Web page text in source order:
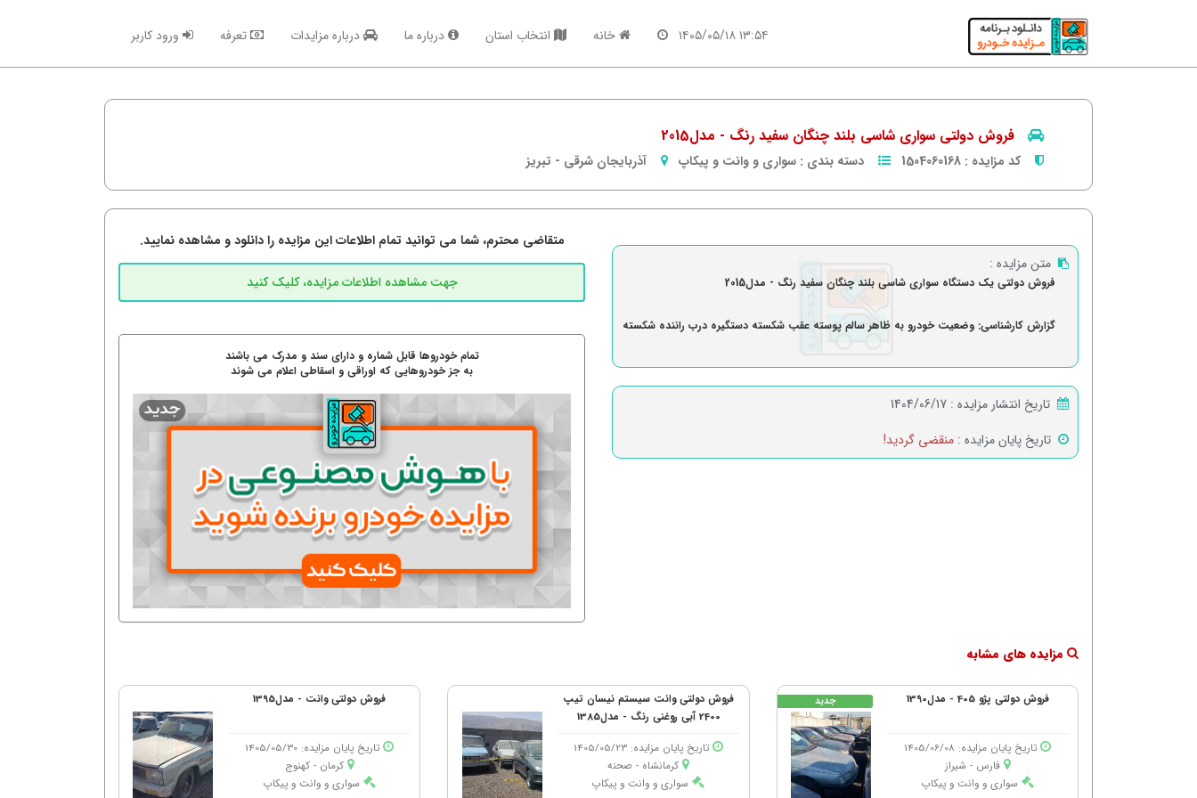
۱۳:۵۴ ۱۴۰۵/۰۵/۱۸ خانه انتخاب استان درباره ما درباره مزایدات تعرفه ورود کاربر
فروش دولتی سواری شاسی بلند چنگان سفید رنگ - مدل2015
کد مزایده : 1504060168 دسته بندی : سواری و وانت و پیکاپ آذربایجان شرقی - تبریز
متن مزایده :
فروش دولتی یک دستگاه سواری شاسی بلند چنگان سفید رنگ - مدل2015
گزارش کارشناسی: وضعیت خودرو به ظاهر سالم پوسته عقب شکسته دستگیره درب راننده شکسته
تاریخ انتشار مزایده : 1404/06/17
تاریخ پایان مزایده : منقضی گردید!
متقاضی محترم، شما می توانید تمام اطلاعات این مزایده را دانلود و مشاهده نمایید.
تمام خودروها قابل شماره و دارای سند و مدرک می باشند
به جز خودروهایی که اوراقی و اسقاطی اعلام می شوند
مزایده های مشابه
فروش دولتی پژو 405 - مدل1390
تاریخ پایان مزایده: 1405/06/08
فارس - شیراز
سواری و وانت و پیکاپ
جدید
فروش دولتی وانت سیستم نیسان تیپ
2400 آبی روغنی رنگ - مدل1385
تاریخ پایان مزایده: 1405/05/23
کرمانشاه - صحنه
سواری و وانت و پیکاپ
فروش دولتی وانت - مدل1395
تاریخ پایان مزایده: 1405/05/30
کرمان - كهنوج
سواری و وانت و پیکاپ